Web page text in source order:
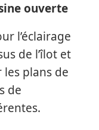
ouverte
l’éclairage
de l’îlot et
plans de
de